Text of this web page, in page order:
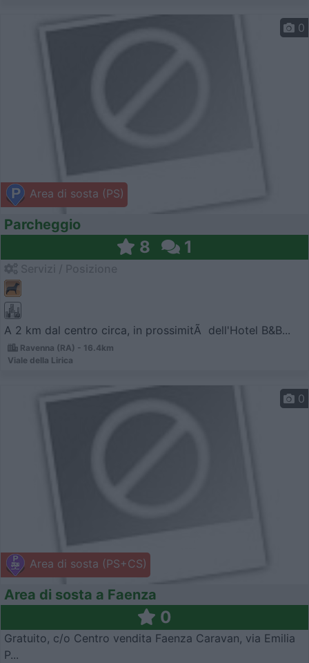
Area di sosta (PS)
0
Parcheggio
8 1
A 2 km dal centro circa, in prossimitÃ dell'Hotel B&B...
Ravenna (RA) - 16.4km
Viale della Lirica
Area di sosta (PS+CS)
0
Area di sosta a Faenza
0
Gratuito, c/o Centro vendita Faenza Caravan, via Emilia
P...